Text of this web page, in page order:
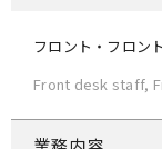
フロント・フロン
Front desk staff,